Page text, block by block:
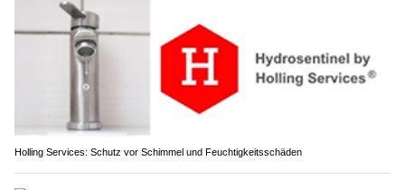
Holling Services: Schutz vor Schimmel und Feuchtigkeitsschäden